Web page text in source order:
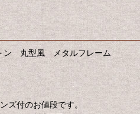
丸型風 メタルフレーム
ズ付のお値段です。